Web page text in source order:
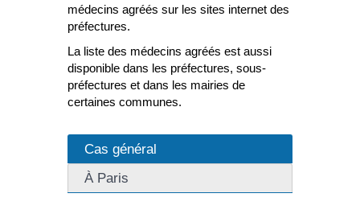
médecins agréés sur les sites internet des
préfectures.
La liste des médecins agréés est aussi
disponible dans les préfectures, sous-
préfectures et dans les mairies de
certaines communes.
Cas général
À Paris